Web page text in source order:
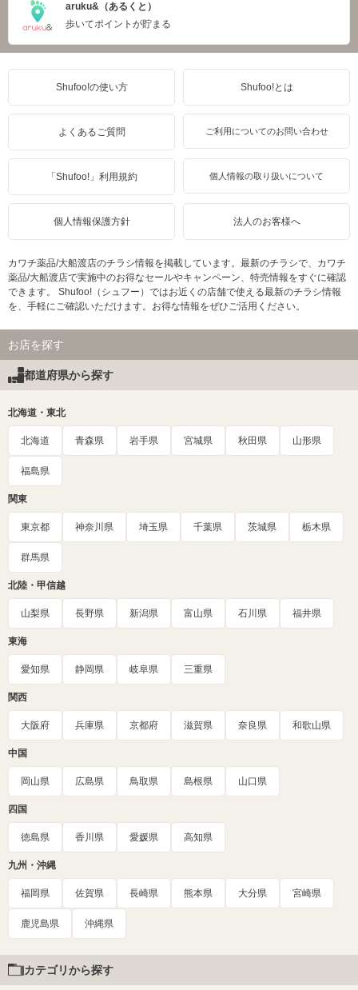
aruku&（あるくと）
歩いてポイントが貯まる
Shufoo!の使い方 Shufoo!とは
よくあるご質問 ご利用についてのお問い合わせ
「Shufoo!」利用規約 個人情報の取り扱いについて
個人情報保護方針 法人のお客様へ
カワチ薬品/大船渡店のチラシ情報を掲載しています。最新のチラシで、カワチ
薬品/大船渡店で実施中のお得なセールやキャンペーン、特売情報をすぐに確認
できます。 Shufoo!（シュフー）ではお近くの店舗で使える最新のチラシ情報
を、手軽にご確認いただけます。お得な情報をぜひご活用ください。
お店を探す
都道府県から探す
北海道・東北
北海道 青森県 岩手県 宮城県 秋田県 山形県
福島県
関東
東京都 神奈川県 埼玉県 千葉県 茨城県 栃木県
群馬県
北陸・甲信越
山梨県 長野県 新潟県 富山県 石川県 福井県
東海
愛知県 静岡県 岐阜県 三重県
関西
大阪府 兵庫県 京都府 滋賀県 奈良県 和歌山県
中国
岡山県 広島県 鳥取県 島根県 山口県
四国
徳島県 香川県 愛媛県 高知県
九州・沖縄
福岡県 佐賀県 長崎県 熊本県 大分県 宮崎県
鹿児島県 沖縄県
カテゴリから探す